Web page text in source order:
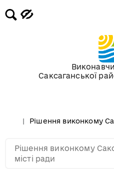
Саксаганської
Рішення виконкому
Рішення виконкому
місті ради
Засідання
березня 2010
Засідання
лютого 2010
січня 2010